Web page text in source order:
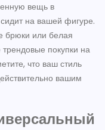
вещь в
на вашей фигуре.
брюки или белая
покупки на
что ваш стиль
вашим